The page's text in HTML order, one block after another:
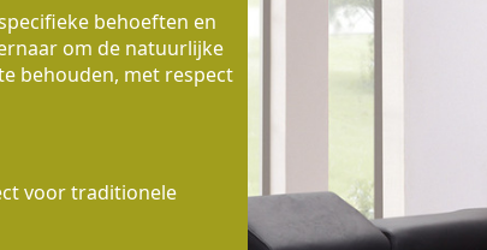
behoeften en
om de natuurlijke
behouden, met respect
voor traditionele